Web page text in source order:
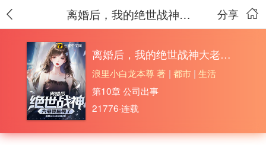
分享
离婚后，我的绝世战神大老婆后悔了
离婚后，我的绝世战神大老婆后悔了
浪里小白龙本尊 著 | 都市 | 生活
第10章 公司出事
21776·连载